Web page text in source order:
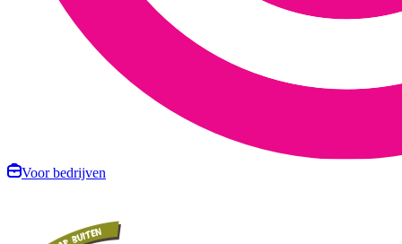
Voor bedrijven